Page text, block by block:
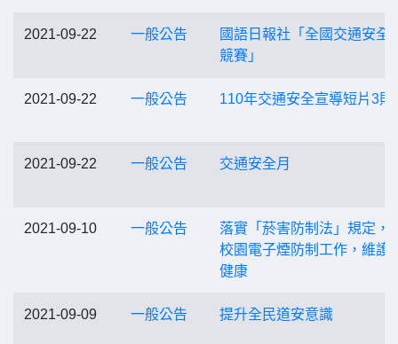
2021-09-22 一般公告
國語日報社「全國交通安全
競賽」
2021-09-22 一般公告 110年交通安全宣導短片3則
2021-09-22 一般公告 交通安全月
2021-09-10 一般公告
落實「菸害防制法」規定，
校園電子煙防制工作，維護
健康
2021-09-09 一般公告 提升全民道安意識